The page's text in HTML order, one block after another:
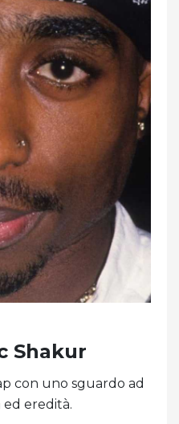
Shakur
con uno sguardo ad
eredità.